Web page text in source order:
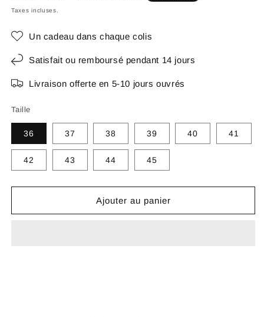
habituel
Taxes incluses.
Un cadeau dans chaque colis
Satisfait ou remboursé pendant 14 jours
Livraison offerte en 5-10 jours ouvrés
Taille
36 37 38 39 40 41
42 43 44 45
Ajouter au panier